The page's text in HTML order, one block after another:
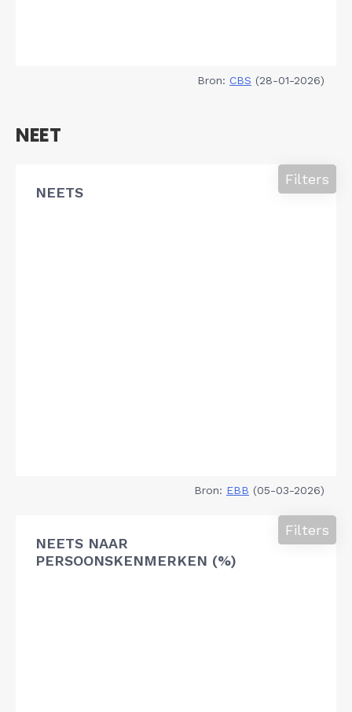
Bron: CBS (28-01-2026)
NEET
NEETS
Filters
Bron: EBB (05-03-2026)
NEETS NAAR
PERSOONSKENMERKEN (%)
Filters